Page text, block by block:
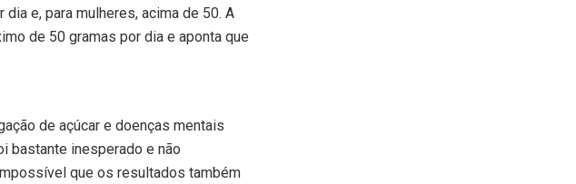
e, para mulheres, acima de 50. A
de 50 gramas por dia e aponta que
de açúcar e doenças mentais
bastante inesperado e não
que os resultados também